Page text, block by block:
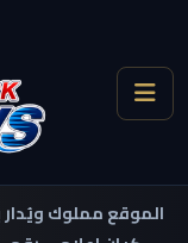
الموقع مملوك